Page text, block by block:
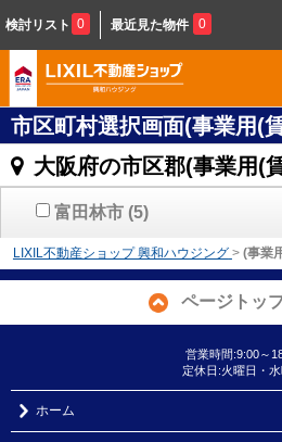
検討リスト 0 最近見た物件 0
市区町村選択画面(事業用(
大阪府の市区郡(事業用(
富田林市 (5)
LIXIL不動産ショップ 興和ハウジング > (事業
ページトッ
営業時間:9:00～
定休日:火曜日・水
ホーム